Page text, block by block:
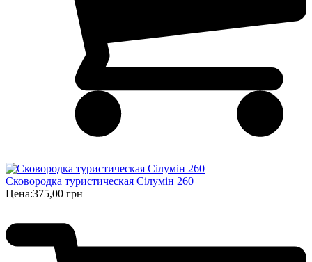
Сковородка туристическая Сілумін 260
Цена:375,00 грн